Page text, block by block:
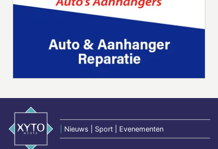
Nieuws | Sport | Evenementen